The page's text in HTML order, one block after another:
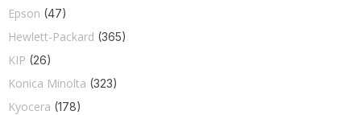
Epson (47)
Hewlett-Packard (365)
KIP (26)
Konica Minolta (323)
Kyocera (178)